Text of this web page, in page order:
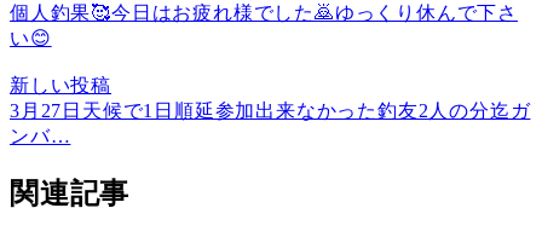
個人釣果🥰今日はお疲れ様でした🙇ゆっくり休んで下さ
い😊
新しい投稿
3月27日天候で1日順延参加出来なかった釣友2人の分迄ガ
ンバ…
関連記事